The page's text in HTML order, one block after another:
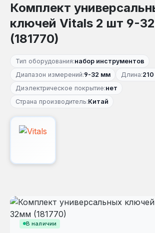
Комплект
ключей Vitals 2 шт 9-
(181770)
Тип оборудования:набор инструментов
Диапазон измерений:9-32 мм Длина:
Диэлектрическое покрытие:нет
Страна производитель:Китай
В наличии
Пропустить галерею изображений